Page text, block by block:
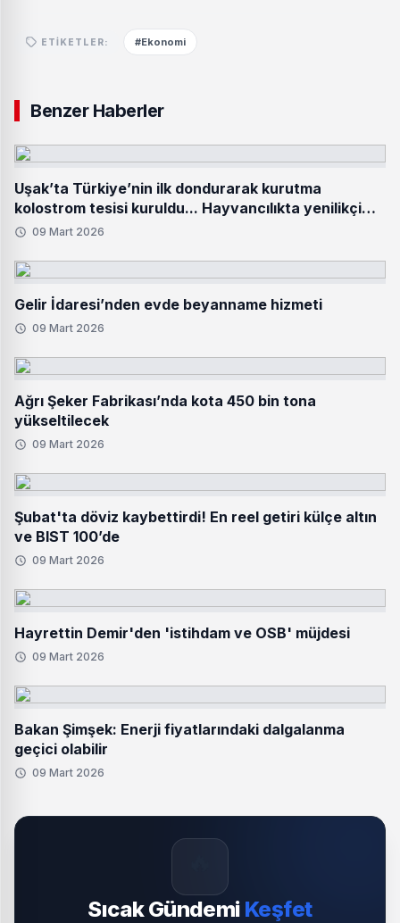
ETIKETLER: #Ekonomi
Benzer Haberler
Uşak’ta Türkiye’nin ilk dondurarak kurutma
kolostrom tesisi kuruldu... Hayvancılıkta yenilikçi
adım hayata geçti
09 Mart 2026
Gelir İdaresi’nden evde beyanname hizmeti
09 Mart 2026
Ağrı Şeker Fabrikası’nda kota 450 bin tona
yükseltilecek
09 Mart 2026
Şubat'ta döviz kaybettirdi! En reel getiri külçe altın
ve BIST 100’de
09 Mart 2026
Hayrettin Demir'den 'istihdam ve OSB' müjdesi
09 Mart 2026
Bakan Şimşek: Enerji fiyatlarındaki dalgalanma
geçici olabilir
09 Mart 2026
Sıcak Gündemi Keşfet